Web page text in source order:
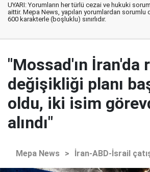
UYARI: Yorumların her türlü cezai ve hukuki
aittir. Mepa News, yapılan yorumlardan sorumlu
600 karakterle (boşluklu) sınırlıdır.
"Mossad'ın İran'da
değişikliği planı
oldu, iki isim
alındı"
Mepa News > İran-ABD-İsrail